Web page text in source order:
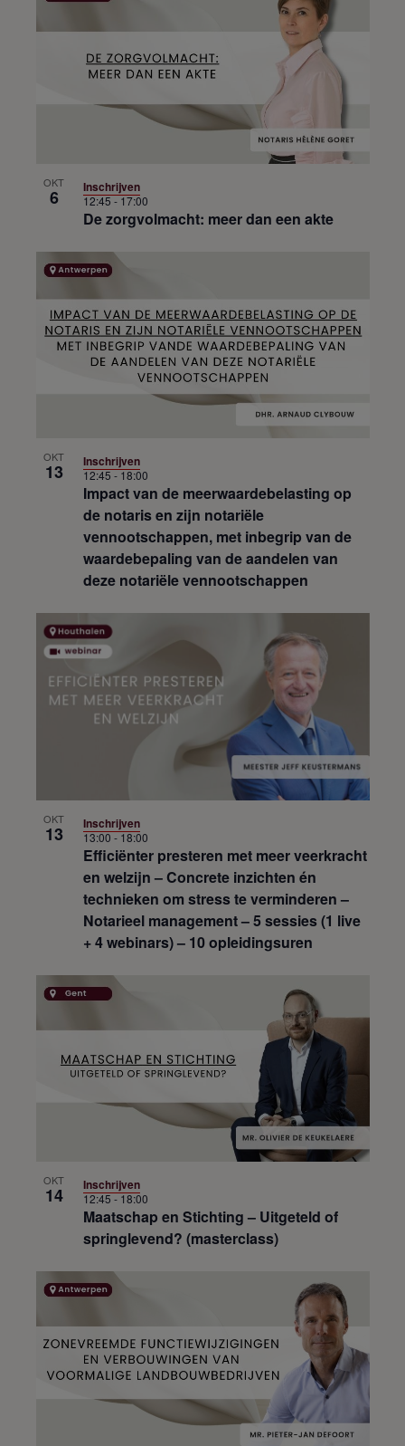
OKT
6
De zorgvolmacht: meer dan een akte
12:45-17:00
Inschrijven
OKT
13
Impact van de meerwaardebelasting op
de notaris en zijn notariële
vennootschappen, met inbegrip van de
waardebepaling van de aandelen van
deze notariële vennootschappen
12:45-18:00
Inschrijven
OKT
13
Efficiënter presteren met meer veerkracht
en welzijn – Concrete inzichten én
technieken om stress te verminderen –
Notarieel management – 5 sessies (1 live
+ 4 webinars) – 10 opleidingsuren
13:00-18:00
Inschrijven
OKT
14
Maatschap en Stichting – Uitgeteld of
springlevend? (masterclass)
12:45-18:00
Inschrijven